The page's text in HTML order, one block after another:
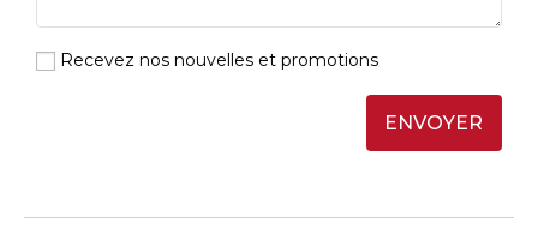
Recevez nos nouvelles et promotions
ENVOYER